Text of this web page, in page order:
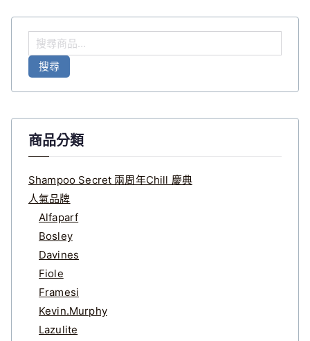
搜
尋
搜尋
商品分類
Shampoo Secret 兩周年Chill 慶典
人氣品牌
Alfaparf
Bosley
Davines
Fiole
Framesi
Kevin.Murphy
Lazulite